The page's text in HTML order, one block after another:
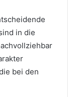
in die
bei den